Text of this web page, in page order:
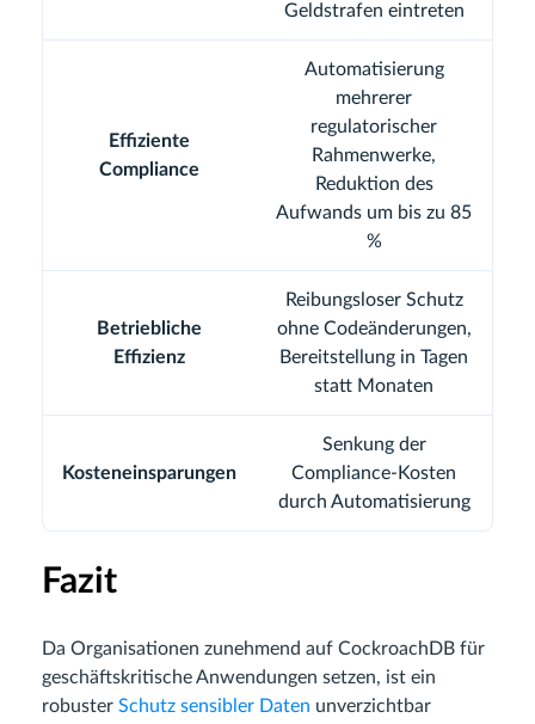
Geldstrafen eintreten
Effiziente
Compliance
Automatisierung
mehrerer
regulatorischer
Rahmenwerke,
Reduktion des
Aufwands um bis zu 85
%
Betriebliche
Effizienz
Reibungsloser Schutz
ohne Codeänderungen,
Bereitstellung in Tagen
statt Monaten
Kosteneinsparungen
Senkung der
Compliance-Kosten
durch Automatisierung
Fazit
Da Organisationen zunehmend auf CockroachDB für
geschäftskritische Anwendungen setzen, ist ein
robuster Schutz sensibler Daten unverzichtbar